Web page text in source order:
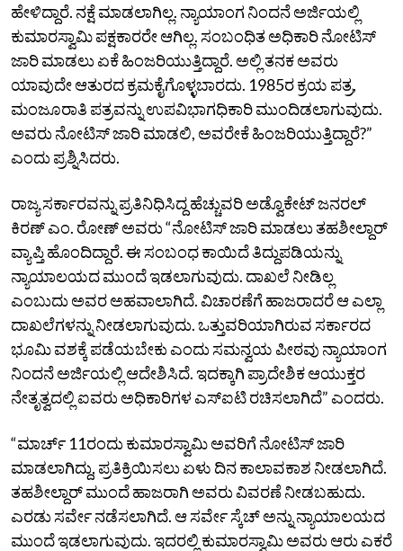
ಹೇಳಿದ್ದಾರೆ. ನಕ್ಷೆ ಮಾಡಲಾಗಿಲ್ಲ. ನ್ಯಾಯಾಂಗ ನಿಂದನೆ ಅರ್ಜಿಯಲ್ಲಿ
ಕುಮಾರಸ್ವಾಮಿ ಪಕ್ಷಕಾರರೇ ಆಗಿಲ್ಲ. ಸಂಬಂಧಿತ ಅಧಿಕಾರಿ ನೋಟಿಸ್‌
ಜಾರಿ ಮಾಡಲು ಏಕೆ ಹಿಂಜರಿಯುತ್ತಿದ್ದಾರೆ. ಅಲ್ಲಿ ತನಕ ಅವರು
ಯಾವುದೇ ಆತುರದ ಕ್ರಮಕೈಗೊಳ್ಳಬಾರದು. 1985ರ ಕ್ರಯ ಪತ್ರ,
ಮಂಜೂರಾತಿ ಪತ್ರವನ್ನು ಉಪವಿಭಾಗಧಿಕಾರಿ ಮುಂದಿಡಲಾಗುವುದು.
ಅವರು ನೋಟಿಸ್‌ ಜಾರಿ ಮಾಡಲಿ, ಅವರೇಕೆ ಹಿಂಜರಿಯುತ್ತಿದ್ದಾರೆ?”
ಎಂದು ಪ್ರಶ್ನಿಸಿದರು.
ರಾಜ್ಯ ಸರ್ಕಾರವನ್ನು ಪ್ರತಿನಿಧಿಸಿದ್ದ ಹೆಚ್ಚುವರಿ ಅಡ್ವೊಕೇಟ್‌ ಜನರಲ್‌
ಕಿರಣ್ ಎಂ. ರೋಣ್ ಅವರು “ನೋಟಿಸ್‌ ಜಾರಿ ಮಾಡಲು ತಹಶೀಲ್ದಾರ್‌
ವ್ಯಾಪ್ತಿ ಹೊಂದಿದ್ದಾರೆ. ಈ ಸಂಬಂಧ ಕಾಯಿದೆ ತಿದ್ದುಪಡಿಯನ್ನು
ನ್ಯಾಯಾಲಯದ ಮುಂದೆ ಇಡಲಾಗುವುದು. ದಾಖಲೆ ನೀಡಿಲ್ಲ
ಎಂಬುದು ಅವರ ಅಹವಾಲಾಗಿದೆ. ವಿಚಾರಣೆಗೆ ಹಾಜರಾದರೆ ಆ ಎಲ್ಲಾ
ದಾಖಲೆಗಳನ್ನು ನೀಡಲಾಗುವುದು. ಒತ್ತುವರಿಯಾಗಿರುವ ಸರ್ಕಾರದ
ಭೂಮಿ ವಶಕ್ಕೆ ಪಡೆಯಬೇಕು ಎಂದು ಸಮನ್ವಯ ಪೀಠವು ನ್ಯಾಯಾಂಗ
ನಿಂದನೆ ಅರ್ಜಿಯಲ್ಲಿ ಆದೇಶಿಸಿದೆ. ಇದಕ್ಕಾಗಿ ಪ್ರಾದೇಶಿಕ ಆಯುಕ್ತರ
ನೇತೃತ್ವದಲ್ಲಿ ಐವರು ಅಧಿಕಾರಿಗಳ ಎಸ್‌ಐಟಿ ರಚಿಸಲಾಗಿದೆ” ಎಂದರು.
“ಮಾರ್ಚ್‌ 11ರಂದು ಕುಮಾರಸ್ವಾಮಿ ಅವರಿಗೆ ನೋಟಿಸ್‌ ಜಾರಿ
ಮಾಡಲಾಗಿದ್ದು, ಪ್ರತಿಕ್ರಿಯಿಸಲು ಏಳು ದಿನ ಕಾಲಾವಕಾಶ ನೀಡಲಾಗಿದೆ.
ತಹಶೀಲ್ದಾರ್‌ ಮುಂದೆ ಹಾಜರಾಗಿ ಅವರು ವಿವರಣೆ ನೀಡಬಹುದು.
ಎರಡು ಸರ್ವೇ ನಡೆಸಲಾಗಿದೆ. ಆ ಸರ್ವೇ ಸ್ಕೆಚ್‌ ಅನ್ನು ನ್ಯಾಯಾಲಯದ
ಮುಂದೆ ಇಡಲಾಗುವುದು. ಇದರಲ್ಲಿ ಕುಮಾರಸ್ವಾಮಿ ಅವರು ಆರು ಎಕರೆ